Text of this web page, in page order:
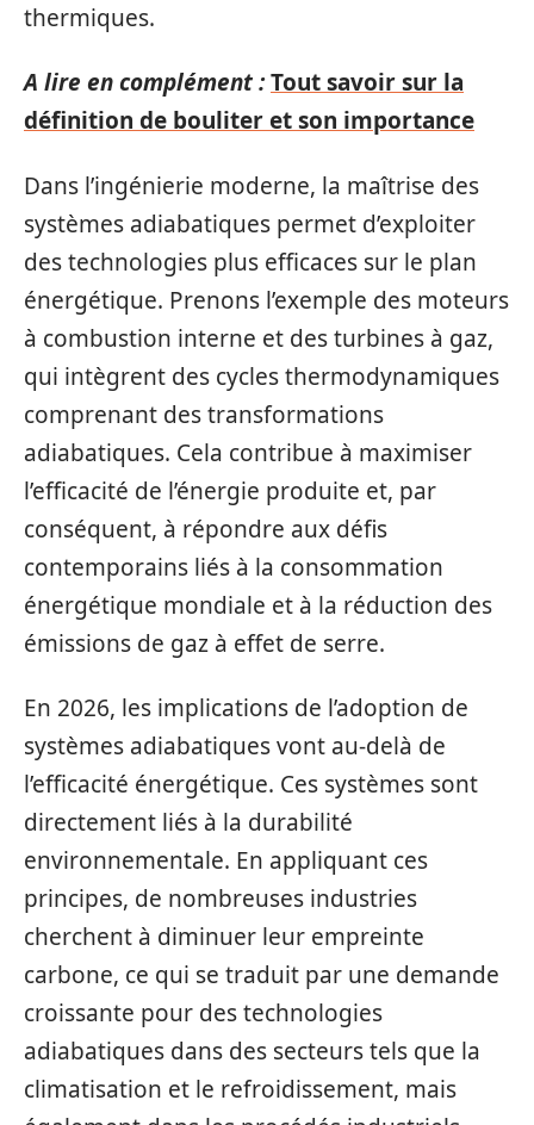
thermiques.
A lire en complément :Tout savoir sur la
définition de bouliter et son importance
Dans l’ingénierie moderne, la maîtrise des
systèmes adiabatiques permet d’exploiter
des technologies plus efficaces sur le plan
énergétique. Prenons l’exemple des moteurs
à combustion interne et des turbines à gaz,
qui intègrent des cycles thermodynamiques
comprenant des transformations
adiabatiques. Cela contribue à maximiser
l’efficacité de l’énergie produite et, par
conséquent, à répondre aux défis
contemporains liés à la consommation
énergétique mondiale et à la réduction des
émissions de gaz à effet de serre.
En 2026, les implications de l’adoption de
systèmes adiabatiques vont au-delà de
l’efficacité énergétique. Ces systèmes sont
directement liés à la durabilité
environnementale. En appliquant ces
principes, de nombreuses industries
cherchent à diminuer leur empreinte
carbone, ce qui se traduit par une demande
croissante pour des technologies
adiabatiques dans des secteurs tels que la
climatisation et le refroidissement, mais